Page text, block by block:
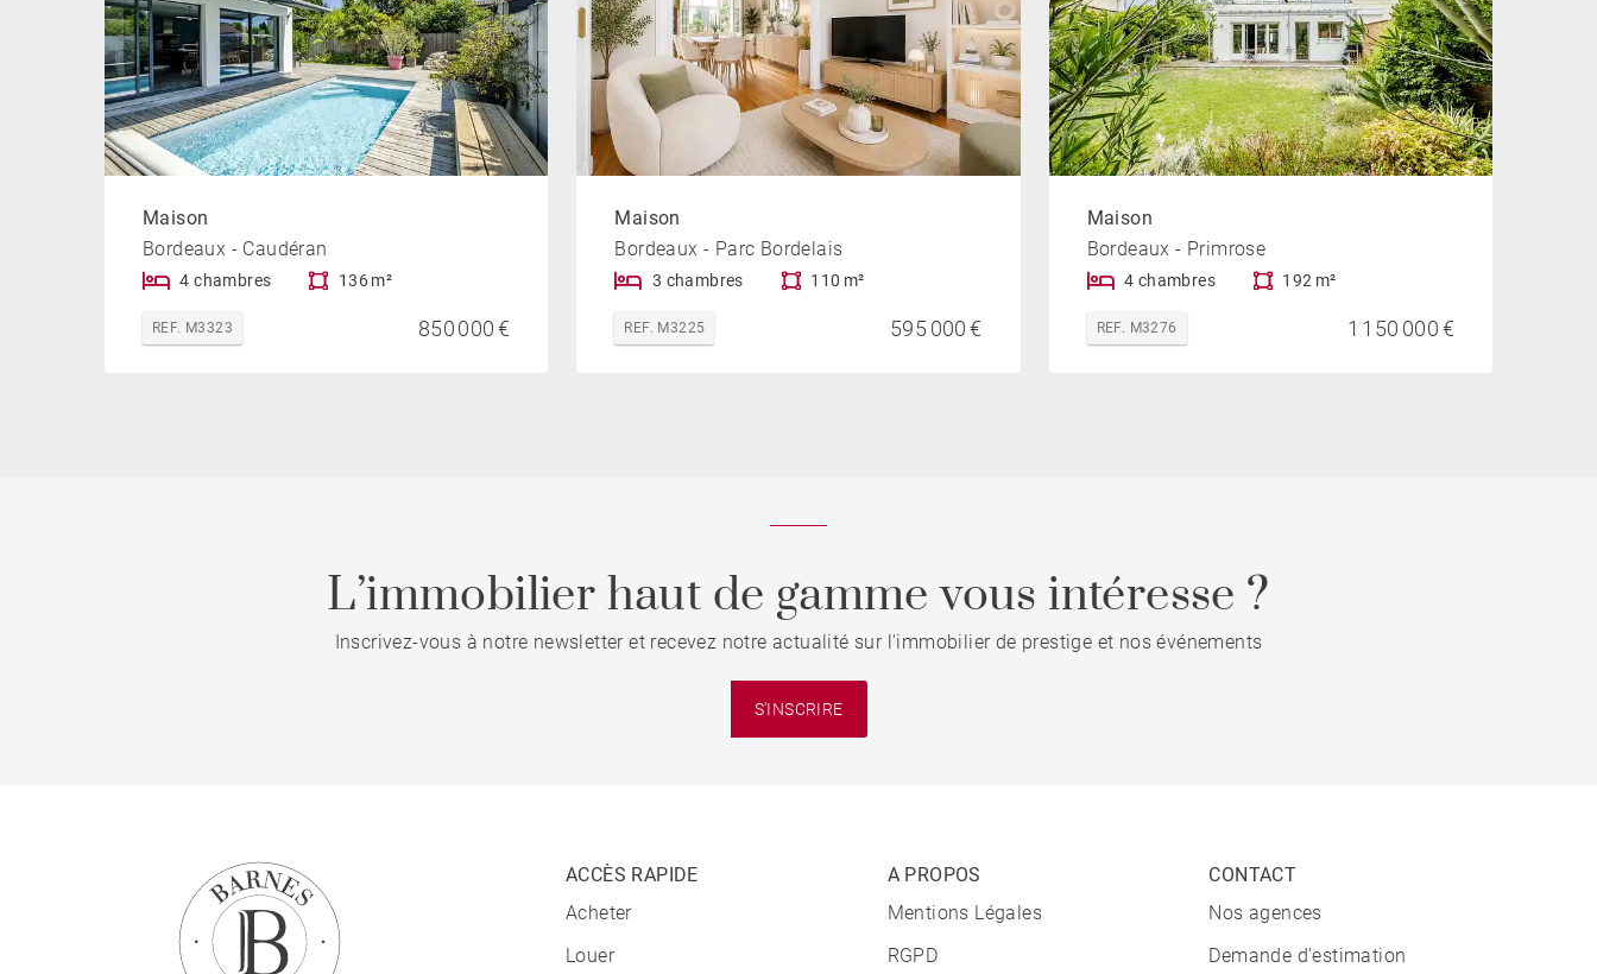
Maison
Bordeaux - Caudéran
4 chambres 136 m²
REF. M3323 850 000 €
Maison
Bordeaux - Parc Bordelais
3 chambres 110 m²
REF. M3225 595 000 €
Maison
Bordeaux - Primrose
4 chambres 192 m²
REF. M3276 1 150 000 €
L’immobilier haut de gamme vous intéresse ?
Inscrivez-vous à notre newsletter et recevez notre actualité sur l'immobilier de prestige et nos événements
S'INSCRIRE
ACCÈS RAPIDE
Acheter
Louer
A PROPOS
Mentions Légales
RGPD
CONTACT
Nos agences
Demande d'estimation